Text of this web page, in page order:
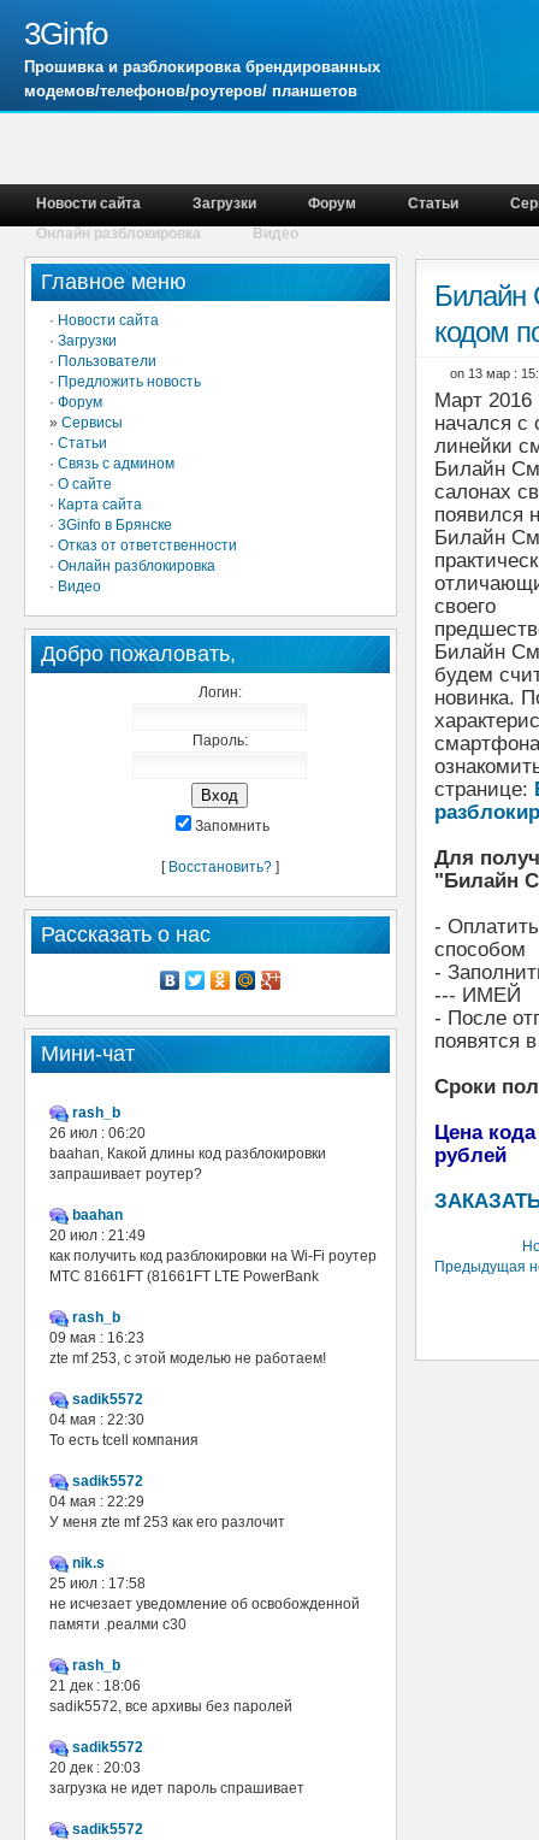
3Ginfo
Прошивка и разблокировка брендированных
модемов/телефонов/роутеров/ планшетов
Новости сайта Загрузки Форум Статьи
Онлайн разблокировка
Видео
Главное меню
· Новости сайта
· Загрузки
· Пользователи
· Предложить новость
· Форум
» Сервисы
· Статьи
· Связь с админом
· О сайте
· Карта сайта
· 3Ginfo в Брянске
· Отказ от ответственности
· Онлайн разблокировка
· Видео
Добро пожаловать,
Логин:
Пароль:
Запомнить
[ Восстановить?]
Рассказать о нас
Мини-чат
rash_b
26 июл : 06:20
baahan, Какой длины код разблокировки
запрашивает роутер?
baahan
20 июл : 21:49
как получить код разблокировки на Wi-Fi роутер
МТС 81661FT (81661FT LTE PowerBank
rash_b
09 мая : 16:23
zte mf 253, с этой моделью не работаем!
sadik5572
04 мая : 22:30
То есть tcell компания
sadik5572
04 мая : 22:29
У меня zte mf 253 как его разлочит
nik.s
25 июл : 17:58
не исчезает уведомление об освобожденной
памяти .реалми с30
rash_b
21 дек : 18:06
sadik5572, все архивы без паролей
sadik5572
20 дек : 20:03
загрузка не идет пароль спрашивает
sadik5572
Билайн
кодом
on 13 мар :
Март 2016
начался с
линейки
Билайн
салонах
появился
Билайн
своего
Билайн
будем
новинка.
странице:
Для
"Билайн
-
способом
-
--- ИМЕЙ
- После
появятся
Сроки
Цена
рублей
Предыдущая